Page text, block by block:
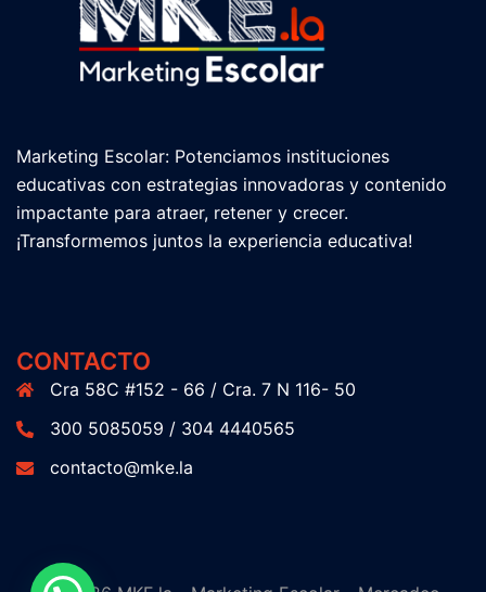
Marketing Escolar: Potenciamos instituciones
educativas con estrategias innovadoras y contenido
impactante para atraer, retener y crecer.
¡Transformemos juntos la experiencia educativa!
CONTACTO
Cra 58C #152 - 66 / Cra. 7 N 116- 50
300 5085059 / 304 4440565
contacto@mke.la